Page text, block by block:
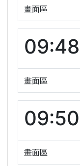
畫面區
畫面區
畫面區